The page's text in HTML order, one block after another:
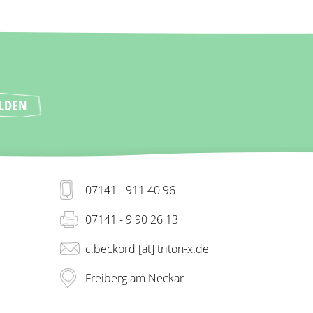
07141 - 911 40 96
07141 - 9 90 26 13
c.beckord [at] triton-x.de
Freiberg am Neckar